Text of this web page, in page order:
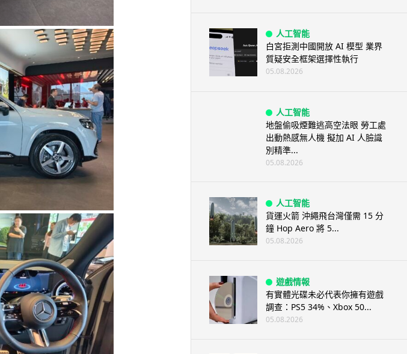
人工智能
白宮拒測中國開放 AI 模型 業界
質疑安全框架選擇性執行
05.08.2026
人工智能
地盤偷吸煙難逃高空法眼 勞工處
出動熱感無人機 擬加 AI 人臉識
別精準...
05.08.2026
人工智能
貨運火箭 沖繩飛台灣僅需 15 分
鐘 Hop Aero 將 5...
05.08.2026
遊戲情報
有實體光碟未必代表你擁有遊戲
調查：PS5 34%、Xbox 50...
05.08.2026